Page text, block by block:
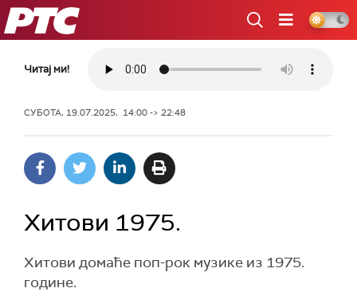
РТС
Читај ми!
СУБОТА, 19.07.2025, 14:00 -> 22:48
Хитови 1975.
Хитови домаће поп-рок музике из 1975.
године.